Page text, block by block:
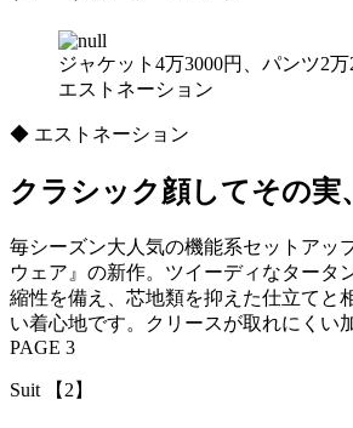
ジャケット4万3000円、パンツ2
エストネーション
◆ エストネーション
クラシック顔してその実
毎シーズン大人気の機能系セットアッ
ウェア』の新作。ツイーディなタータ
縮性を備え、芯地類を抑えた仕立てと
い着心地です。クリースが取れにくい
PAGE 3
Suit 【2】